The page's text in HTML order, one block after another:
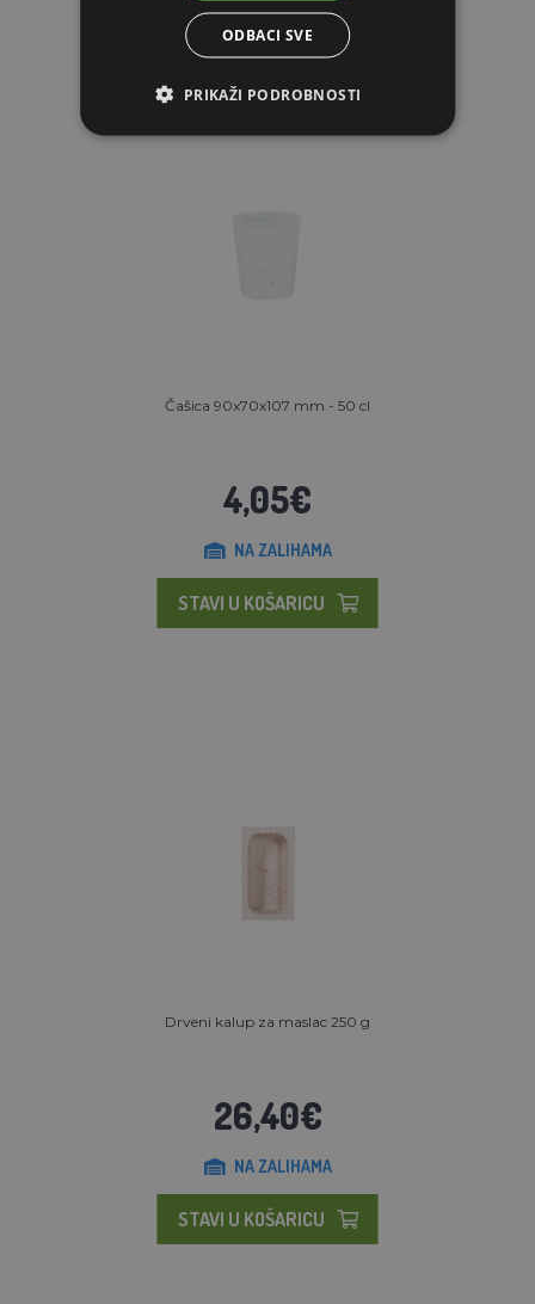
Čašica 90x70x107 mm - 50 cl
4,05€
NA ZALIHAMA
STAVI U KOŠARICU
Drveni kalup za maslac 250 g
26,40€
NA ZALIHAMA
STAVI U KOŠARICU
ODBACI SVE
PRIKAŽI PODROBNOSTI